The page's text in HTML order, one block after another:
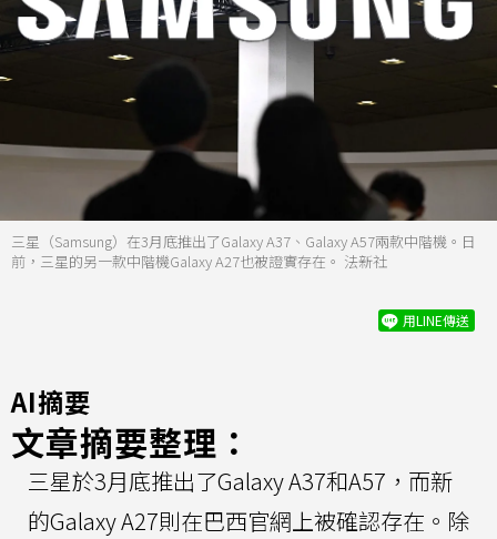
三星（Samsung）在3月底推出了Galaxy A37、Galaxy A57兩款中階機。日
前，三星的另一款中階機Galaxy A27也被證實存在。 法新社
用LINE傳送
AI摘要
文章摘要整理：
三星於3月底推出了Galaxy A37和A57，而新
的Galaxy A27則在巴西官網上被確認存在。除